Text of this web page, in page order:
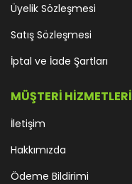
Üyelik Sözleşmesi
Satış Sözleşmesi
İptal ve İade Şartları
MÜŞTERİ HİZMETLERİ
İletişim
Hakkımızda
Ödeme Bildirimi